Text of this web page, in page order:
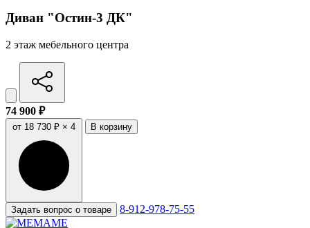
Диван "Остин-3 ДК"
2 этаж мебельного центра
74 900 ₽
от 18 730 ₽ × 4 В корзину
Задать вопрос о товаре 8-912-978-75-55